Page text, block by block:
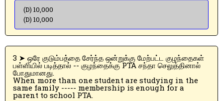
(D) 10,000
(D) 10,000
3 ➤ ஒரே குடும்பத்தை சேர்ந்த ஒன்றுக்கு மேற்பட்ட குழந்தைகள்
பள்ளியில் படித்தால் -- குழந்தைக்கு PTA சந்தா செலுத்தினால்
போதுமானது.
When more than one student are studying in the
same family ----- membership is enough for a
parent to school PTA.